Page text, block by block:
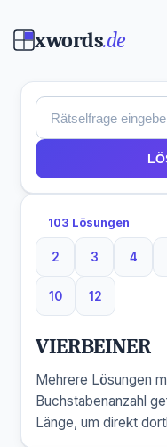
xwords.de
103 Lösungen
2
2 Buchstaben
3
3
4
4
10
10 Buchstaben
12
12
VIERBEINER
Mehrere Lösungen
Buchstabenanzahl
Länge, um direkt